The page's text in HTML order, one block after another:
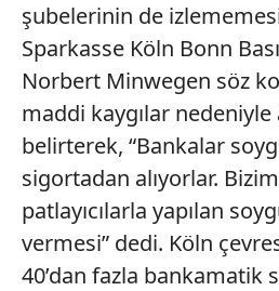
şubelerinin de
Sparkasse Köln Bonn
Norbert Minwegen söz
maddi kaygılar nedeniyle
belirterek, “Bankalar
sigortadan alıyorlar.
patlayıcılarla yapılan
vermesi” dedi. Köln
40’dan fazla bankamatik